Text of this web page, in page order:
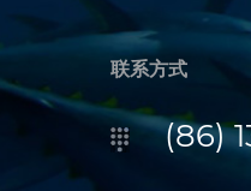
联系方式
(86)